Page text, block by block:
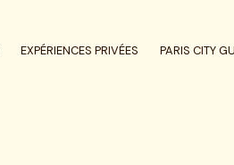
EXPÉRIENCES PRIVÉES PARIS CITY